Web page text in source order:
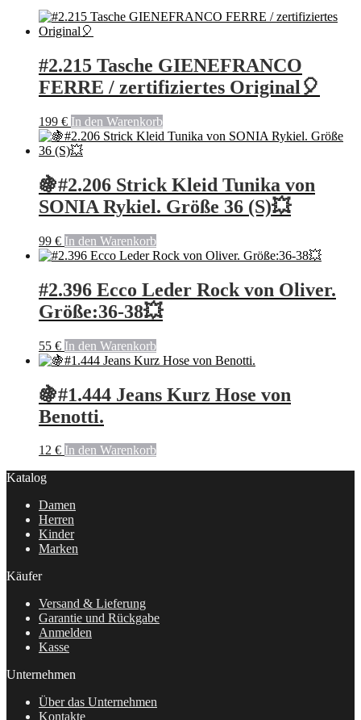
#2.215 Tasche GIENEFRANCO
FERRE / zertifiziertes Original🎈
199 € In den Warenkorb
🍇#2.206 Strick Kleid Tunika von
SONIA Rykiel. Größe 36 (S)💥
99 € In den Warenkorb
#2.396 Ecco Leder Rock von Oliver.
Größe:36-38💥
55 € In den Warenkorb
🍇#1.444 Jeans Kurz Hose von
Benotti.
12 € In den Warenkorb
Katalog
Damen
Herren
Kinder
Marken
Käufer
Versand & Lieferung
Garantie und Rückgabe
Anmelden
Kasse
Unternehmen
Über das Unternehmen
Kontakte